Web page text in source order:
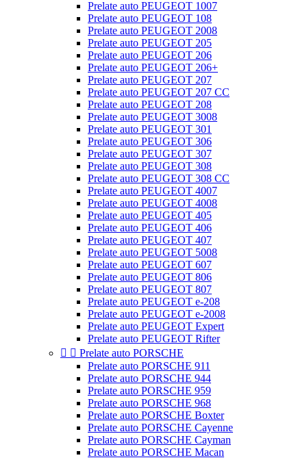
Prelate auto PEUGEOT 1007
Prelate auto PEUGEOT 108
Prelate auto PEUGEOT 2008
Prelate auto PEUGEOT 205
Prelate auto PEUGEOT 206
Prelate auto PEUGEOT 206+
Prelate auto PEUGEOT 207
Prelate auto PEUGEOT 207 CC
Prelate auto PEUGEOT 208
Prelate auto PEUGEOT 3008
Prelate auto PEUGEOT 301
Prelate auto PEUGEOT 306
Prelate auto PEUGEOT 307
Prelate auto PEUGEOT 308
Prelate auto PEUGEOT 308 CC
Prelate auto PEUGEOT 4007
Prelate auto PEUGEOT 4008
Prelate auto PEUGEOT 405
Prelate auto PEUGEOT 406
Prelate auto PEUGEOT 407
Prelate auto PEUGEOT 5008
Prelate auto PEUGEOT 607
Prelate auto PEUGEOT 806
Prelate auto PEUGEOT 807
Prelate auto PEUGEOT e-208
Prelate auto PEUGEOT e-2008
Prelate auto PEUGEOT Expert
Prelate auto PEUGEOT Rifter
  Prelate auto PORSCHE
Prelate auto PORSCHE 911
Prelate auto PORSCHE 944
Prelate auto PORSCHE 959
Prelate auto PORSCHE 968
Prelate auto PORSCHE Boxter
Prelate auto PORSCHE Cayenne
Prelate auto PORSCHE Cayman
Prelate auto PORSCHE Macan